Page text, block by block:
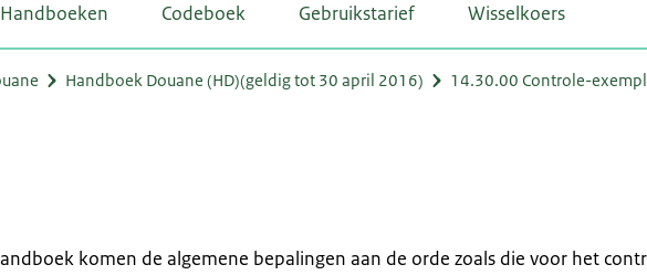
Handboeken Codeboek Gebruikstarief Wisselkoers
Handboek Douane (HD)(geldig tot 30 april 2016) 14.30.00 Controle-
komen de algemene bepalingen aan de orde zoals die voor het